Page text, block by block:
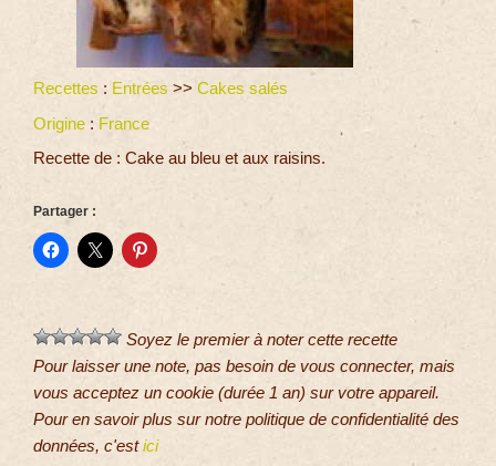
Recettes : Entrées >> Cakes salés
Origine : France
Recette de : Cake au bleu et aux raisins.
Partager :
Soyez le premier à noter cette recette
Pour laisser une note, pas besoin de vous connecter, mais
vous acceptez un cookie (durée 1 an) sur votre appareil.
Pour en savoir plus sur notre politique de confidentialité des
données, c'estici